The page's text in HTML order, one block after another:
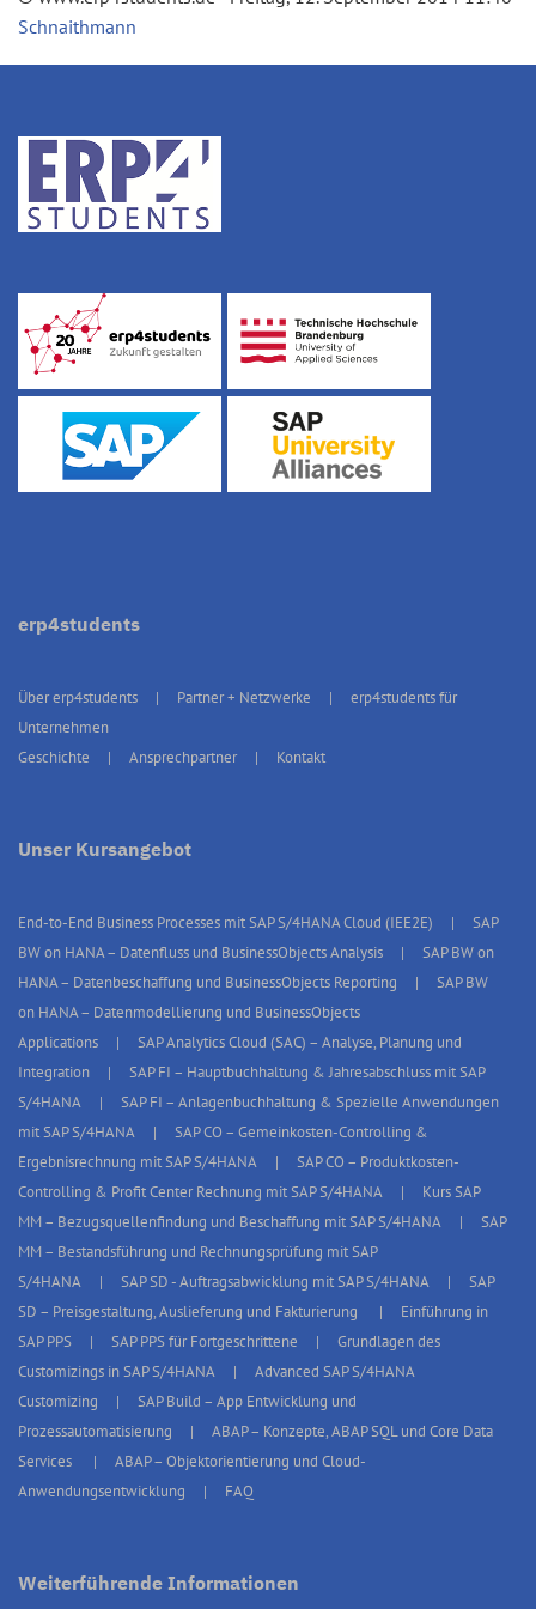
Schnaithmann
erp4students
Über erp4students Partner + Netzwerke
erp4students für
Unternehmen
Geschichte
Ansprechpartner Kontakt
Unser Kursangebot
End-to-End Business Processes mit SAP S/4HANA Cloud (IEE2E)
SAP
BW on HANA – Datenfluss und BusinessObjects Analysis
SAP BW on
HANA – Datenbeschaffung und BusinessObjects Reporting
SAP BW
on HANA – Datenmodellierung und BusinessObjects
Applications
SAP Analytics Cloud (SAC) – Analyse, Planung und
Integration
SAP FI – Hauptbuchhaltung & Jahresabschluss mit SAP
S/4HANA
SAP FI – Anlagenbuchhaltung & Spezielle Anwendungen
mit SAP S/4HANA
SAP CO – Gemeinkosten-Controlling &
Ergebnisrechnung mit SAP S/4HANA
SAP CO – Produktkosten-
Controlling & Profit Center Rechnung mit SAP S/4HANA
Kurs SAP
MM – Bezugsquellenfindung und Beschaffung mit SAP S/4HANA
SAP
MM – Bestandsführung und Rechnungsprüfung mit SAP
S/4HANA
SAP SD - Auftragsabwicklung mit SAP S/4HANA
SAP
SD – Preisgestaltung, Auslieferung und Fakturierung
Einführung in
SAP PPS
SAP PPS für Fortgeschrittene
Grundlagen des
Customizings in SAP S/4HANA
Advanced SAP S/4HANA
Customizing
SAP Build – App Entwicklung und
Prozessautomatisierung
ABAP – Konzepte, ABAP SQL und Core Data
Services
ABAP – Objektorientierung und Cloud-
Anwendungsentwicklung
FAQ
Weiterführende Informationen